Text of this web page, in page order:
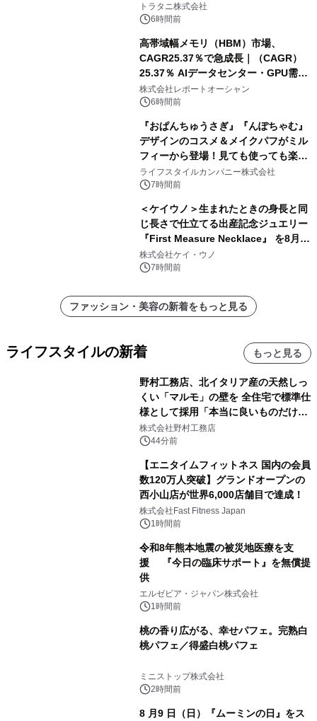
トラタニ株式会社
6時間前
高帯域幅メモリ（HBM）市場、
CAGR25.37％で急成長｜（CAGR）
25.37％ AIデータセンター・GPU需要
拡大が2035年の市場成長を牽引
株式会社レポートオーシャン
6時間前
『おぱんちゅうさぎ』『んぽちゃむ』
デザインのコスメ＆メイクパフがミル
フィーから登場！見ても使っても楽し
い、ポップでキュートなコレクショ
ン。
ライフスタイルカンパニー株式会社
7時間前
＜ケイウノ＞生まれたときの身長と同
じ長さで仕立てる出産記念ジュエリー
『First Measure Necklace』 を8月14
日(金)に発売
株式会社ケイ・ウノ
7時間前
ファッション・美容の新着をもっと見る
ライフスタイルの新着 もっと見る
野村工務店、北イタリア産の天然しっ
くい「マルモ」の壁を 全住宅で標準仕
様として採用「本当に良いものだけに
こだわる」
株式会社野村工務店
44分前
【エニタイムフィットネス 国内の会員
数120万人突破】グランドオープンの
西小山店が世界6,000店舗目で達成！
株式会社Fast Fitness Japan
1時間前
令和8年熊本地震の被災地医療を支
援 『今日の臨床サポート』を無償提
供
エルゼビア・ジャパン株式会社
1時間前
桃の香り広がる、幸せパフェ。完熟白
桃パフェ／得盛白桃パフェ
ミニストップ株式会社
2時間前
8 月9 日（日）『ムーミンの日』をス